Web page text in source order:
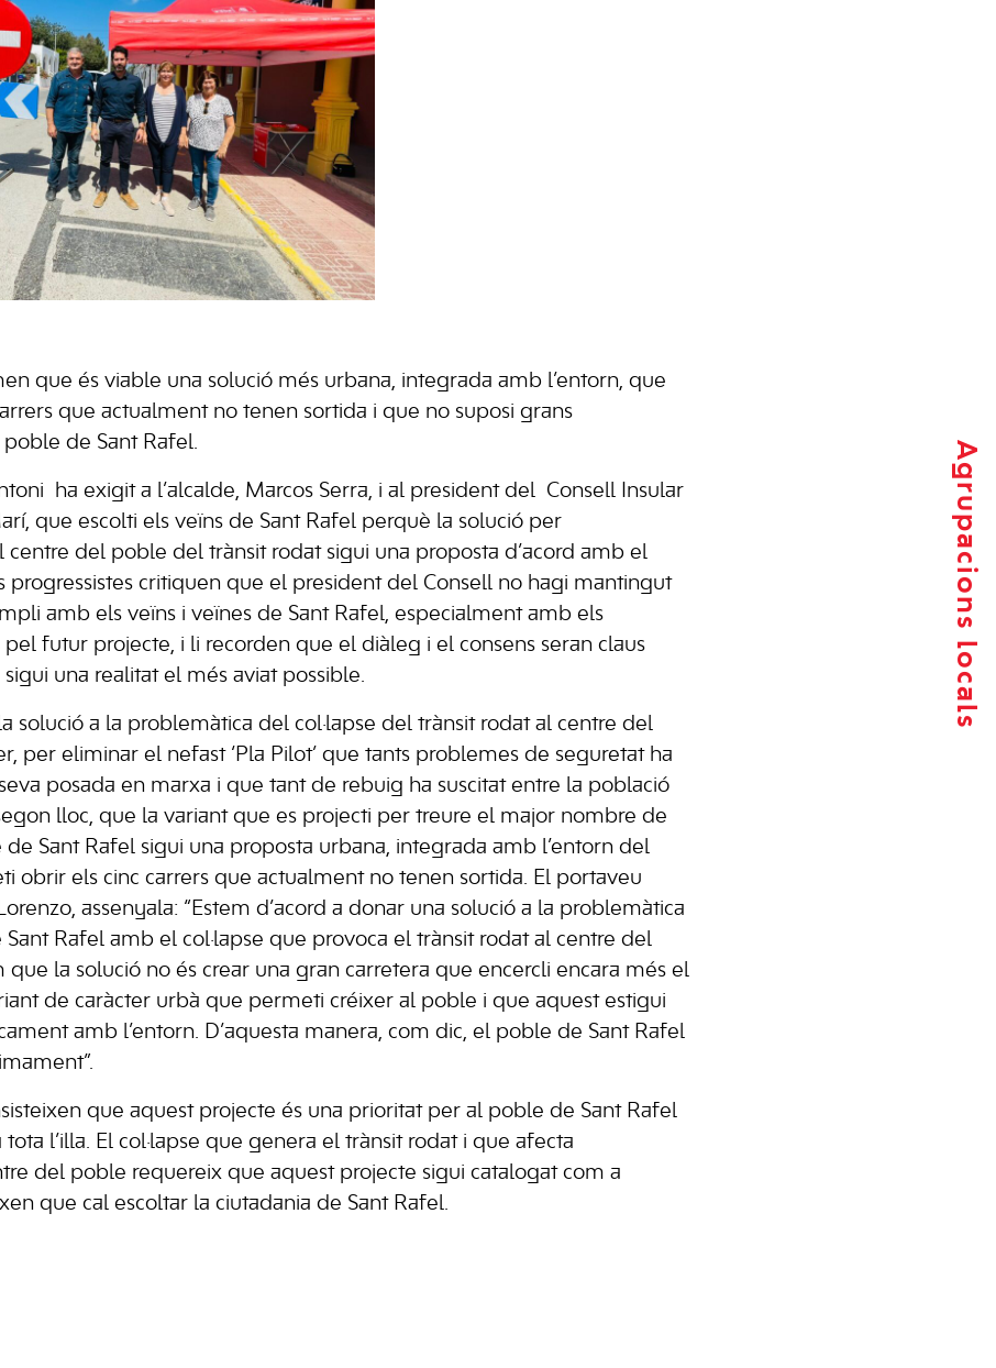
Agrupacions locals
que és viable una solució més urbana, integrada amb l’entorn, que
que actualment no tenen sortida i que no suposi grans
de Sant Rafel.
ha exigit a l’alcalde, Marcos Serra, i al president del Consell Insular
que escolti els veïns de Sant Rafel perquè la solució per
centre del poble del trànsit rodat sigui una proposta d’acord amb el
progressistes critiquen que el president del Consell no hagi mantingut
amb els veïns i veïnes de Sant Rafel, especialment amb els
pel futur projecte, i li recorden que el diàleg i el consens seran claus
una realitat el més aviat possible.
solució a la problemàtica del col·lapse del trànsit rodat al centre del
per eliminar el nefast ‘Pla Pilot’ que tants problemes de seguretat ha
posada en marxa i que tant de rebuig ha suscitat entre la població
lloc, que la variant que es projecti per treure el major nombre de
Sant Rafel sigui una proposta urbana, integrada amb l’entorn del
obrir els cinc carrers que actualment no tenen sortida. El portaveu
assenyala: “Estem d’acord a donar una solució a la problemàtica
Rafel amb el col·lapse que provoca el trànsit rodat al centre del
que la solució no és crear una gran carretera que encercli encara més el
de caràcter urbà que permeti créixer al poble i que aquest estigui
amb l’entorn. D’aquesta manera, com dic, el poble de Sant Rafel
que aquest projecte és una prioritat per al poble de Sant Rafel
l’illa. El col·lapse que genera el trànsit rodat i que afecta
del poble requereix que aquest projecte sigui catalogat com a
que cal escoltar la ciutadania de Sant Rafel.